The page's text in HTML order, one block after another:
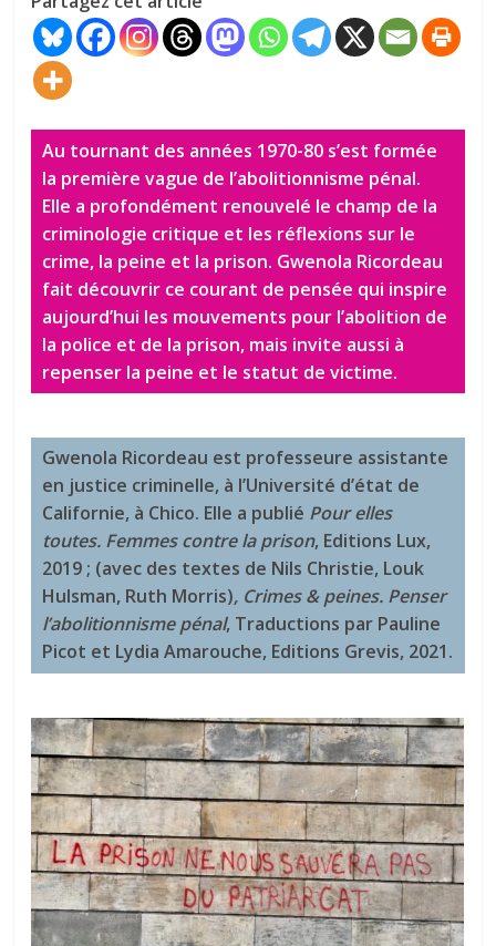
Au tournant des années 1970-80 s’est formée
la première vague de l’abolitionnisme pénal.
Elle a profondément renouvelé le champ de la
criminologie critique et les réflexions sur le
crime, la peine et la prison. Gwenola Ricordeau
fait découvrir ce courant de pensée qui inspire
aujourd’hui les mouvements pour l’abolition de
la police et de la prison, mais invite aussi à
repenser la peine et le statut de victime.
Gwenola Ricordeau est professeure assistante
en justice criminelle, à l’Université d’état de
Californie, à Chico. Elle a publié Pour elles
toutes. Femmes contre la prison, Editions Lux,
2019 ; (avec des textes de Nils Christie, Louk
Hulsman, Ruth Morris), Crimes & peines. Penser
l’abolitionnisme pénal, Traductions par Pauline
Picot et Lydia Amarouche, Editions Grevis, 2021.